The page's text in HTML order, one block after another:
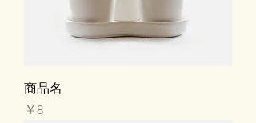
商品名
価格
￥8